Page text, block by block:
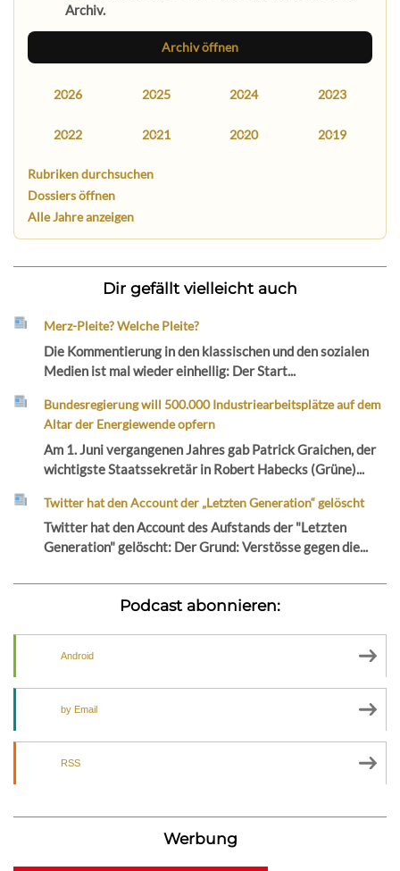
Archiv.
Archiv öffnen
2026 2025 2024 2023
2022 2021 2020 2019
Rubriken durchsuchen
Dossiers öffnen
Alle Jahre anzeigen
Dir gefällt vielleicht auch
Merz-Pleite? Welche Pleite?
Die Kommentierung in den klassischen und den sozialen
Medien ist mal wieder einhellig: Der Start...
Bundesregierung will 500.000 Industriearbeitsplätze auf dem
Altar der Energiewende opfern
Am 1. Juni vergangenen Jahres gab Patrick Graichen, der
wichtigste Staatssekretär in Robert Habecks (Grüne)...
Twitter hat den Account der „Letzten Generation“ gelöscht
Twitter hat den Account des Aufstands der "Letzten
Generation" gelöscht: Der Grund: Verstösse gegen die...
Podcast abonnieren:
Android
by Email
RSS
Werbung